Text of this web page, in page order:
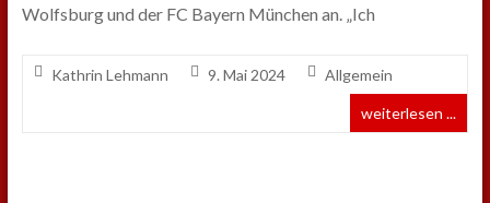
Wolfsburg und der FC Bayern München an. „Ich
Kathrin Lehmann 9. Mai 2024 Allgemein
weiterlesen ...